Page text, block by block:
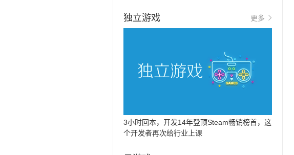
独立游戏 更多
3小时回本，开发14年登顶Steam畅销榜首，这
个开发者再次给行业上课